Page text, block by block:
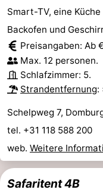
Smart-TV, eine
Backofen und
Preisangaben: Ab
Max. 12 personen.
Schlafzimmer: 5.
Strandentfernung:
Schelpweg 7,
tel. +31 118 588 200
web. Weitere
Safaritent 4B